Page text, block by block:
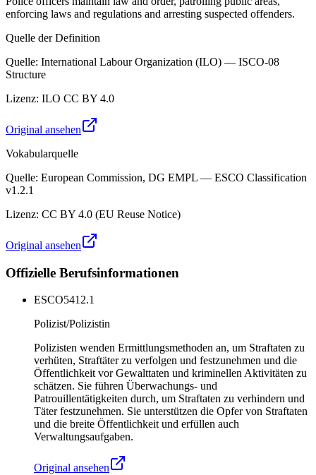
enforcing laws and regulations and arresting suspected offenders.
Quelle der Definition
Quelle: International Labour Organization (ILO) — ISCO-08
Structure
Lizenz: ILO CC BY 4.0
Original ansehen
Vokabularquelle
Quelle: European Commission, DG EMPL — ESCO Classification
v1.2.1
Lizenz: CC BY 4.0 (EU Reuse Notice)
Original ansehen
Offizielle Berufsinformationen
ESCO5412.1
Polizist/Polizistin
Polizisten wenden Ermittlungsmethoden an, um Straftaten zu
verhüten, Straftäter zu verfolgen und festzunehmen und die
Öffentlichkeit vor Gewalttaten und kriminellen Aktivitäten zu
schätzen. Sie führen Überwachungs- und
Patrouillentätigkeiten durch, um Straftaten zu verhindern und
Täter festzunehmen. Sie unterstützen die Opfer von Straftaten
und die breite Öffentlichkeit und erfüllen auch
Verwaltungsaufgaben.
Original ansehen